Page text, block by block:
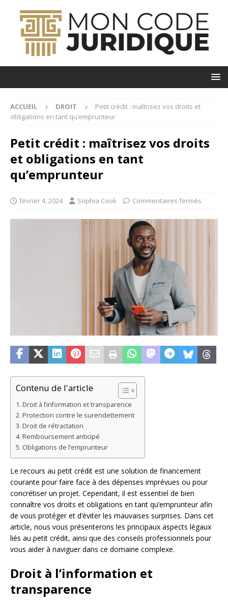
ACCUEIL DROIT
Petit crédit : maîtrisez vos droits et
obligations en tant qu’emprunteur
Petit crédit : maîtrisez vos droits
et obligations en tant
qu’emprunteur
février 4, 2024 Sophia Cook Commentaires fermés
Contenu de l'article
Droit à l’information et transparence
Protection contre le surendettement
Droit de rétractation
Remboursement anticipé
Obligations de l’emprunteur
Le recours au petit crédit est une solution de financement
courante pour faire face à des dépenses imprévues ou pour
concrétiser un projet. Cependant, il est essentiel de bien
connaître vos droits et obligations en tant qu’emprunteur afin
de vous protéger et d’éviter les mauvaises surprises. Dans cet
article, nous vous présenterons les principaux aspects légaux
liés au petit crédit, ainsi que des conseils professionnels pour
vous aider à naviguer dans ce domaine complexe.
Droit à l’information et
transparence